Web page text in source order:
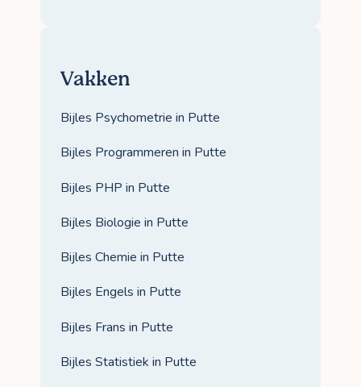
Vakken
Bijles Psychometrie in Putte
Bijles Programmeren in Putte
Bijles PHP in Putte
Bijles Biologie in Putte
Bijles Chemie in Putte
Bijles Engels in Putte
Bijles Frans in Putte
Bijles Statistiek in Putte